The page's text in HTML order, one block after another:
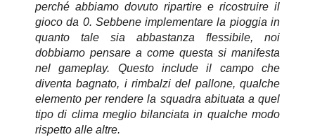
perché abbiamo dovuto ripartire e ricostruire il
gioco da 0. Sebbene implementare la pioggia in
quanto tale sia abbastanza flessibile, noi
dobbiamo pensare a come questa si manifesta
nel gameplay. Questo include il campo che
diventa bagnato, i rimbalzi del pallone, qualche
elemento per rendere la squadra abituata a quel
tipo di clima meglio bilanciata in qualche modo
rispetto alle altre.